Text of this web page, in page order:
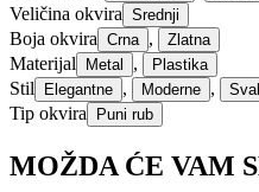
Veličina okvira Srednji
Boja okvira Crna , Zlatna
Materijal Metal , Plastika
Stil Elegantne , Moderne ,
Tip okvira Puni rub
MOŽDA ĆE VAM